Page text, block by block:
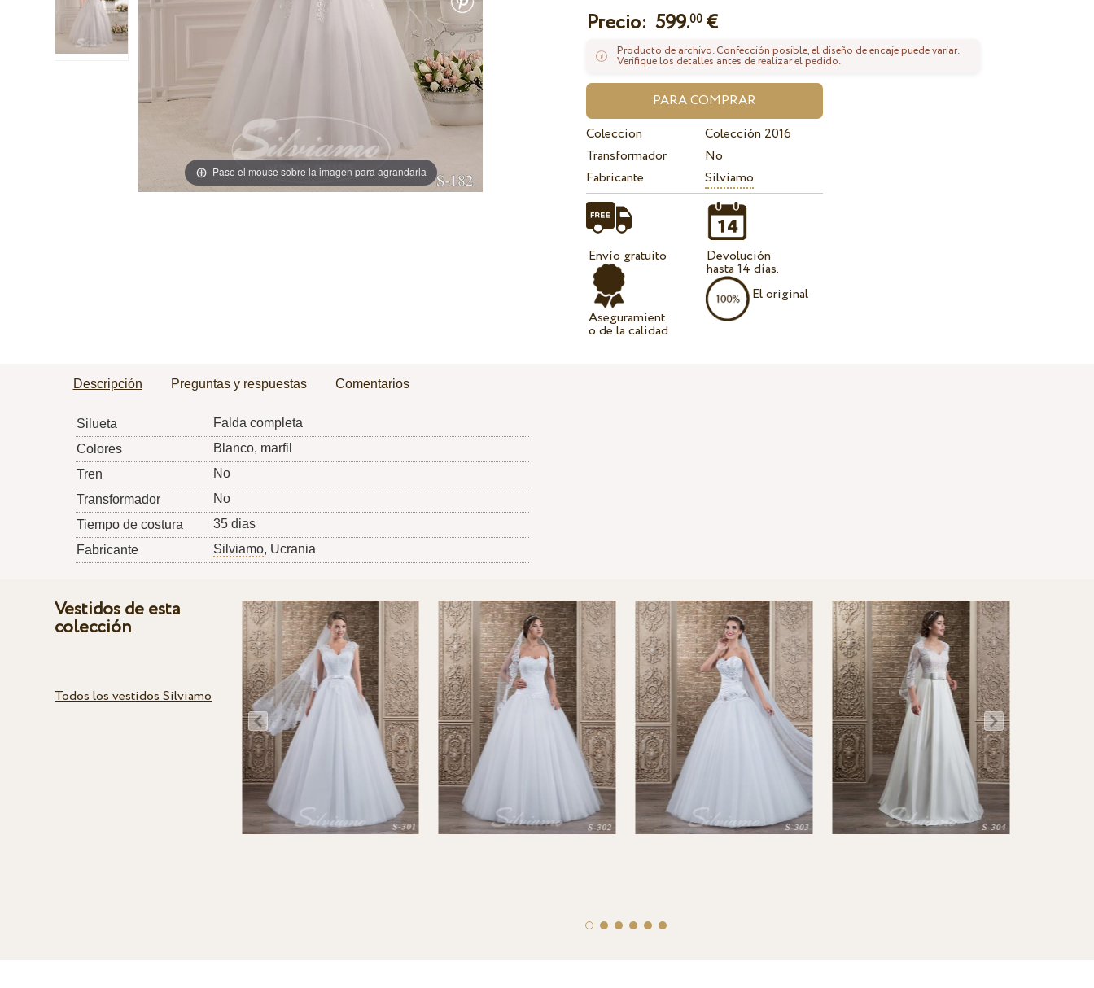
Pase el mouse sobre la imagen para agrandarla
Precio: 599.00 €
Producto de archivo. Confección posible, el diseño de encaje puede variar.
Verifique los detalles antes de realizar el pedido.
Coleccion
Colección 2016
Transformador
No
Fabricante
Silviamo
Envío gratuito
Aseguramient
o de la calidad
Devolución
hasta 14 días.
El original
Descripción Preguntas y respuestas Comentarios
Silueta
Falda completa
Colores
Blanco, marfil
Tren
No
Transformador
No
Tiempo de costura
35 dias
Fabricante
Silviamo, Ucrania
Vestidos de esta
colección
Todos los vestidos Silviamo